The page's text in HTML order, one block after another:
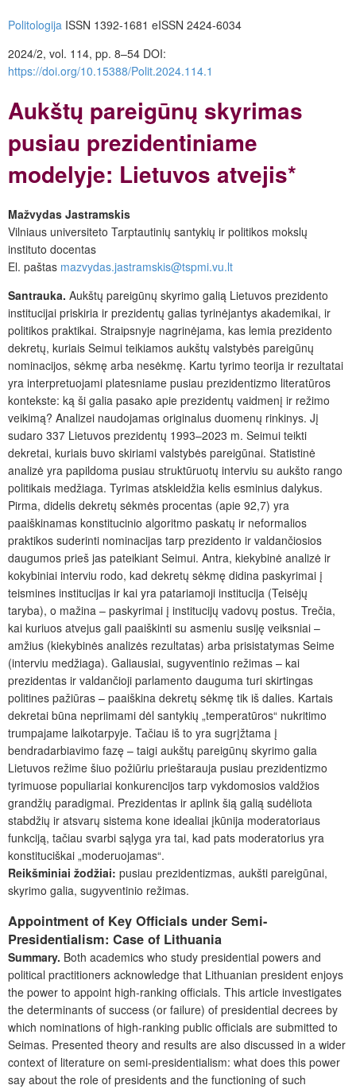
Politologija ISSN 1392-1681 eISSN 2424-6034
2024/2, vol. 114, pp. 8–54 DOI:
https://doi.org/10.15388/Polit.2024.114.1
Aukštų pareigūnų skyrimas
pusiau prezidentiniame
modelyje: Lietuvos atvejis*
Mažvydas Jastramskis
Vilniaus universiteto Tarptautinių santykių ir politikos mokslų
instituto docentas
El. paštas mazvydas.jastramskis@tspmi.vu.lt
Santrauka. Aukštų pareigūnų skyrimo galią Lietuvos prezidento
institucijai priskiria ir prezidentų galias tyrinėjantys akademikai, ir
politikos praktikai. Straipsnyje nagrinėjama, kas lemia prezidento
dekretų, kuriais Seimui teikiamos aukštų valstybės pareigūnų
nominacijos, sėkmę arba nesėkmę. Kartu tyrimo teorija ir rezultatai
yra interpretuojami platesniame pusiau prezidentizmo literatūros
kontekste: ką ši galia pasako apie prezidentų vaidmenį ir režimo
veikimą? Analizei naudojamas originalus duomenų rinkinys. Jį
sudaro 337 Lietuvos prezidentų 1993–2023 m. Seimui teikti
dekretai, kuriais buvo skiriami valstybės pareigūnai. Statistinė
analizė yra papildoma pusiau struktūruotų interviu su aukšto rango
politikais medžiaga. Tyrimas atskleidžia kelis esminius dalykus.
Pirma, didelis dekretų sėkmės procentas (apie 92,7) yra
paaiškinamas konstitucinio algoritmo paskatų ir neformalios
praktikos suderinti nominacijas tarp prezidento ir valdančiosios
daugumos prieš jas pateikiant Seimui. Antra, kiekybinė analizė ir
kokybiniai interviu rodo, kad dekretų sėkmę didina paskyrimai į
teismines institucijas ir kai yra patariamoji institucija (Teisėjų
taryba), o mažina – paskyrimai į institucijų vadovų postus. Trečia,
kai kuriuos atvejus gali paaiškinti su asmeniu susiję veiksniai –
amžius (kiekybinės analizės rezultatas) arba prisistatymas Seime
(interviu medžiaga). Galiausiai, sugyventinio režimas – kai
prezidentas ir valdančioji parlamento dauguma turi skirtingas
politines pažiūras – paaiškina dekretų sėkmę tik iš dalies. Kartais
dekretai būna nepriimami dėl santykių „temperatūros“ nukritimo
trumpajame laikotarpyje. Tačiau iš to yra sugrįžtama į
bendradarbiavimo fazę – taigi aukštų pareigūnų skyrimo galia
Lietuvos režime šiuo požiūriu prieštarauja pusiau prezidentizmo
tyrimuose populiariai konkurencijos tarp vykdomosios valdžios
grandžių paradigmai. Prezidentas ir aplink šią galią sudėliota
stabdžių ir atsvarų sistema kone idealiai įkūnija moderatoriaus
funkciją, tačiau svarbi sąlyga yra tai, kad pats moderatorius yra
konstituciškai „moderuojamas“.
Reikšminiai žodžiai: pusiau prezidentizmas, aukšti pareigūnai,
skyrimo galia, sugyventinio režimas.
Appointment of Key Officials under Semi-
Presidentialism: Case of Lithuania
Summary. Both academics who study presidential powers and
political practitioners acknowledge that Lithuanian president enjoys
the power to appoint high-ranking officials. This article investigates
the determinants of success (or failure) of presidential decrees by
which nominations of high-ranking public officials are submitted to
Seimas. Presented theory and results are also discussed in a wider
context of literature on semi-presidentialism: what does this power
say about the role of presidents and the functioning of such